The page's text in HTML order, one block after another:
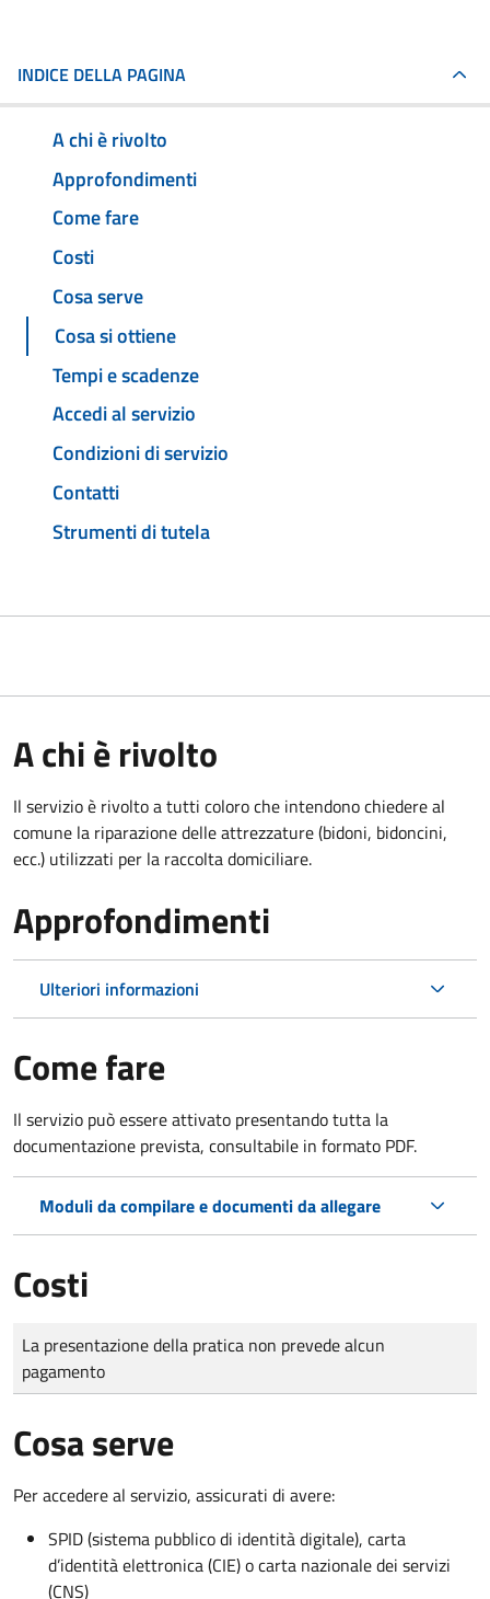
INDICE DELLA PAGINA
A chi è rivolto
Approfondimenti
Come fare
Costi
Cosa serve
Cosa si ottiene
Tempi e scadenze
Accedi al servizio
Condizioni di servizio
Contatti
Strumenti di tutela
A chi è rivolto
Il servizio è rivolto a tutti coloro che intendono chiedere al
comune la riparazione delle attrezzature (bidoni, bidoncini,
ecc.) utilizzati per la raccolta domiciliare.
Approfondimenti
Ulteriori informazioni
Come fare
Il servizio può essere attivato presentando tutta la
documentazione prevista, consultabile in formato PDF.
Moduli da compilare e documenti da allegare
Costi
Tipo di pagamento
Importo
La presentazione della pratica non prevede alcun
pagamento
Cosa serve
Per accedere al servizio, assicurati di avere:
SPID (sistema pubblico di identità digitale), carta
d’identità elettronica (CIE) o carta nazionale dei servizi
(CNS)